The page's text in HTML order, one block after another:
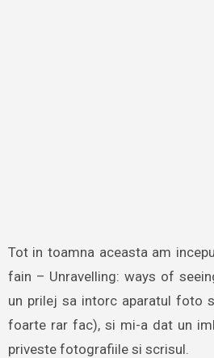
Tot in toamna aceasta am
fain – Unravelling: ways of
un prilej sa intorc aparatul foto
foarte rar fac), si mi-a dat un
priveste fotografiile si scrisul.